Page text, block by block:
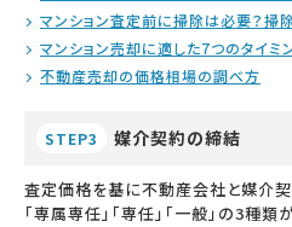
マンション査定前に掃除は必要？掃
マンション売却に適した7つのタイミン
不動産売却の価格相場の調べ方
STEP3 媒介契約の締結
査定価格を基に不動産会社と媒介
「専属専任」「専任」「一般」の3種類